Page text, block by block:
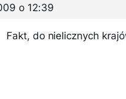
o 12:39
Fakt, do nielicznych